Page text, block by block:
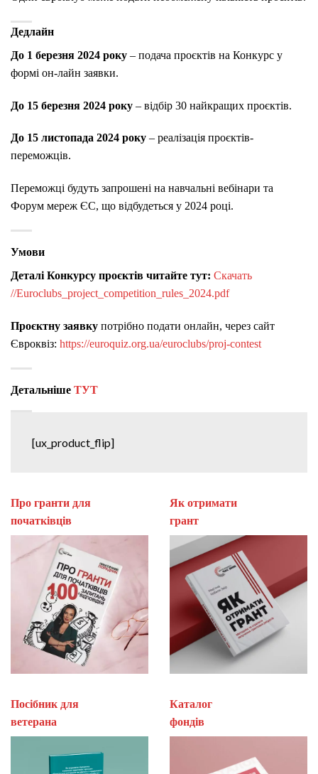
Дедлайн
До 1 березня 2024 року – подача проєктів на Конкурс у
формі он-лайн заявки.
До 15 березня 2024 року – відбір 30 найкращих проєктів.
До 15 листопада 2024 року – реалізація проєктів-
переможців.
Переможці будуть запрошені на навчальні вебінари та
Форум мереж ЄС, що відбудеться у 2024 році.
Умови
Деталі Конкурсу проєктів читайте тут: Скачать
//Euroclubs_project_competition_rules_2024.pdf
Проєктну заявку потрібно подати онлайн, через сайт
Євроквіз: https://euroquiz.org.ua/euroclubs/proj-contest
Детальніше ТУТ
[ux_product_flip]
Про гранти для
початківців
Як отримати
Посібник для
ветерана
Каталог